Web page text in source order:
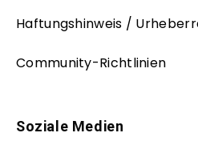
Haftungshinweis /
Community-Richtlinien
Soziale Medien